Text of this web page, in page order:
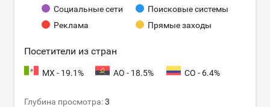
Социальные сети
Поисковые системы
Реклама
Прямые заходы
Посетители из стран
MX - 19.1% AO - 18.5% CO - 6.4%
Глубина просмотра:3